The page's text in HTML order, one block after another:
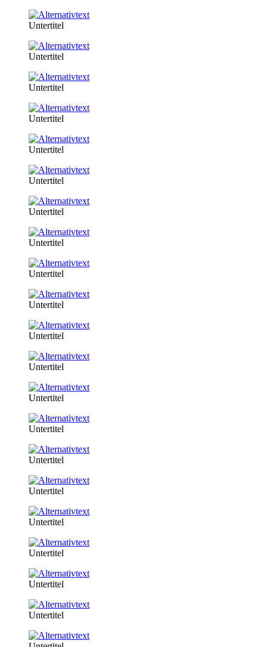
Untertitel
Untertitel
Untertitel
Untertitel
Untertitel
Untertitel
Untertitel
Untertitel
Untertitel
Untertitel
Untertitel
Untertitel
Untertitel
Untertitel
Untertitel
Untertitel
Untertitel
Untertitel
Untertitel
Untertitel